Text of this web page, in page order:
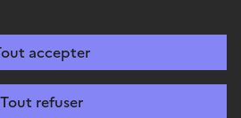
accepter
Tout refuser
conforme Mentions légales
cookies